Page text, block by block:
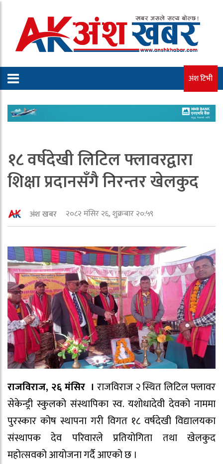
अंश टिभी
१८ वर्षदेखी लिटिल फ्लावरद्वारा
शिक्षा प्रदानसँगै निरन्तर खेलकुद
अंश खबर २०८२ मंसिर २६, शुक्रबार २०:५९
राजविराज, २६ मंसिर । राजविराज २ स्थित लिटिल फ्लावर
सेकेन्ड्री स्कुलको संस्थापिका स्व. यशोधादेवी देवको नाममा
पुरस्कार कोष स्थापना गरी विगत १८ वर्षदेखी विद्यालयका
संस्थापक देव परिवारले प्रतियोगिता तथा खेलकुद
महोत्सवको आयोजना गर्दै आएको छ ।